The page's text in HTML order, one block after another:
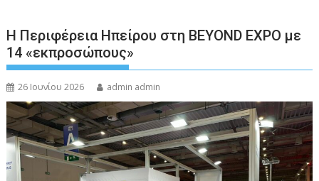
Η Περιφέρεια Ηπείρου στη BEYOND EXPO με
14 «εκπροσώπους»
26 Ιουνίου 2026 admin admin